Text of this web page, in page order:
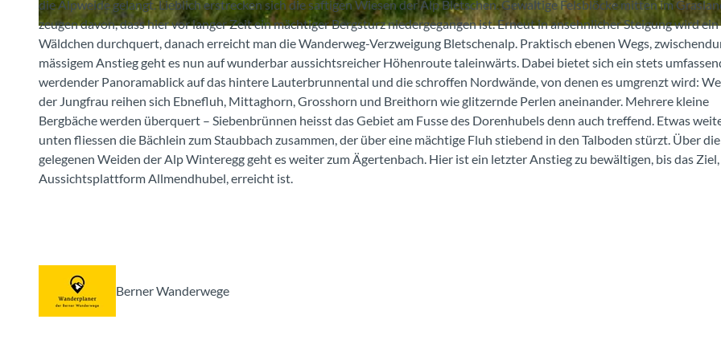
© Schilthornbahn AG, Schilthornbahn AG
die Alpweide gelangt. Lieblich erstrecken sich die saftigen Wiesen der Alp Bletschen. Gewaltige Felsblöcke mitten im
zeugen davon, dass hier vor langer Zeit ein mächtiger Bergsturz niedergegangen ist. Erneut in ansehnlicher Steigung wird ein
Wäldchen durchquert, danach erreicht man die Wanderweg-Verzweigung Bletschenalp. Praktisch ebenen Wegs,
mässigem Anstieg geht es nun auf wunderbar aussichtsreicher Höhenroute taleinwärts. Dabei bietet sich ein stets
werdender Panoramablick auf das hintere Lauterbrunnental und die schroffen Nordwände, von denen es umgrenzt wird:
der Jungfrau reihen sich Ebnefluh, Mittaghorn, Grosshorn und Breithorn wie glitzernde Perlen aneinander. Mehrere kleine
Bergbäche werden überquert – Siebenbrünnen heisst das Gebiet am Fusse des Dorenhubels denn auch treffend. Etwas
unten fliessen die Bächlein zum Staubbach zusammen, der über eine mächtige Fluh stiebend in den Talboden stürzt. Über
gelegenen Weiden der Alp Winteregg geht es weiter zum Ägertenbach. Hier ist ein letzter Anstieg zu bewältigen, bis das
Aussichtsplattform Allmendhubel, erreicht ist.
Berner Wanderwege